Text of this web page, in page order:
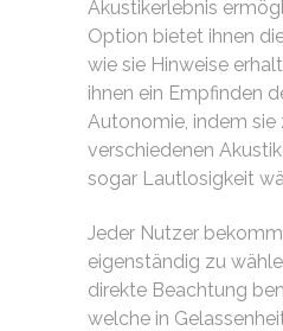
Akustikerlebnis
Option bietet ihnen
wie sie Hinweise
ihnen ein Empfinden
Autonomie, indem sie
verschiedenen
sogar Lautlosigkeit
Jeder Nutzer
eigenständig zu
direkte Beachtung
welche in